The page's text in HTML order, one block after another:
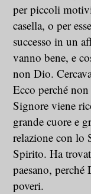
per piccoli
casella, o per
successo in un
vanno bene, e
non Dio.
Ecco perché
Signore viene
grande cuore e
relazione con lo
Spirito. Ha
paesano,
poveri.